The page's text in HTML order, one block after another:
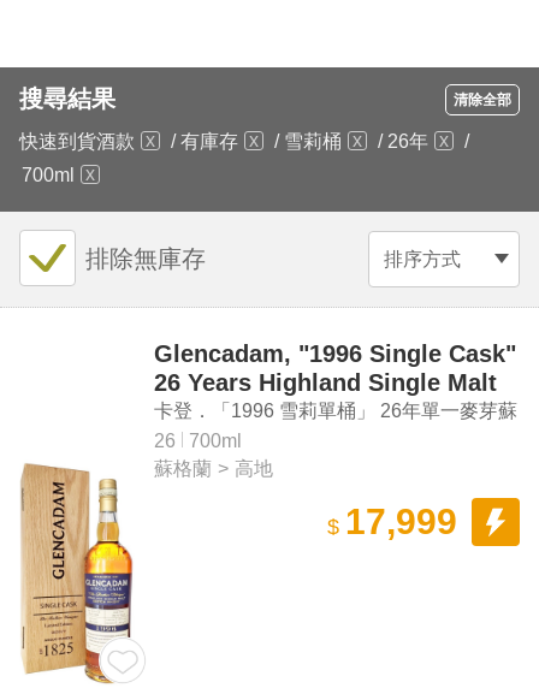
搜尋結果 清除全部
快速到貨酒款 / 有庫存 / 雪莉桶 / 26年
/
700ml
排序方式
排除無庫存
Glencadam, "1996 Single Cask"
26 Years Highland Single Malt
Scotch Whisky
卡登．「1996 雪莉單桶」 26年單一麥芽蘇
格蘭威士忌
26
700ml
蘇格蘭 > 高地
$ 17,999